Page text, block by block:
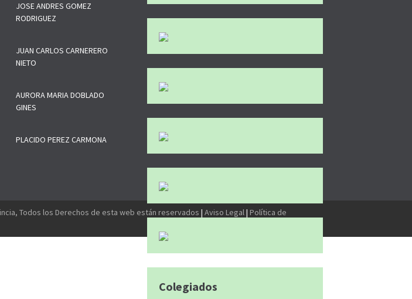
Colegiados
JOSE ANDRES GOMEZ
RODRIGUEZ
JUAN CARLOS CARNERERO
NIETO
AURORA MARIA DOBLADO
GINES
PLACIDO PEREZ CARMONA
Todos los Derechos de esta web están reservados | Aviso Legal| Política de